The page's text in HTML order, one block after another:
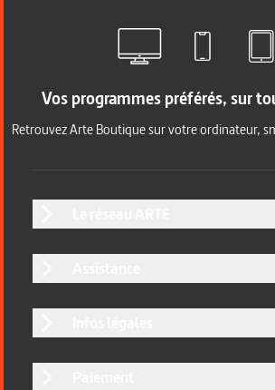
Vos programmes préférés, sur
Retrouvez Arte Boutique sur votre ordinateur,